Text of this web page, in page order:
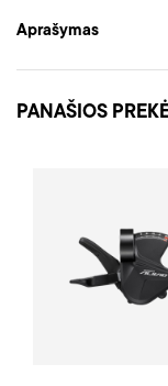
Aprašymas
PANAŠIOS